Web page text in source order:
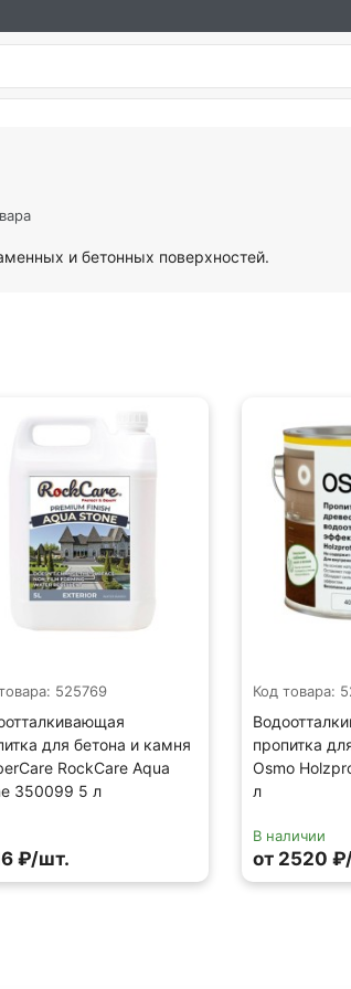
и бетонных поверхностей.
525769
для бетона и камня
RockCare Aqua
350099 5 л
₽/шт.
Код товара:
пропитка
Osmo
л
В наличии
от 2520